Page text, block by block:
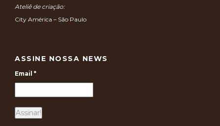
Ateliê de criação:
City América – São Paulo
ASSINE NOSSA NEWS
Email *